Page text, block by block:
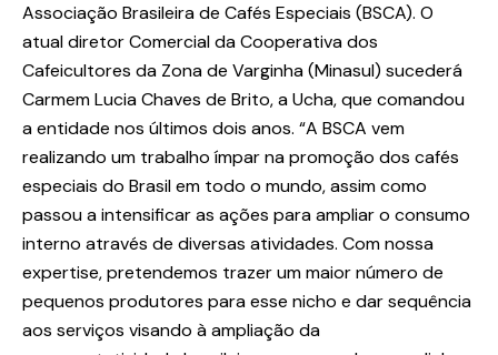
Associação Brasileira de Cafés Especiais (BSCA). O
atual diretor Comercial da Cooperativa dos
Cafeicultores da Zona de Varginha (Minasul) sucederá
Carmem Lucia Chaves de Brito, a Ucha, que comandou
a entidade nos últimos dois anos. “A BSCA vem
realizando um trabalho ímpar na promoção dos cafés
especiais do Brasil em todo o mundo, assim como
passou a intensificar as ações para ampliar o consumo
interno através de diversas atividades. Com nossa
expertise, pretendemos trazer um maior número de
pequenos produtores para esse nicho e dar sequência
aos serviços visando à ampliação da